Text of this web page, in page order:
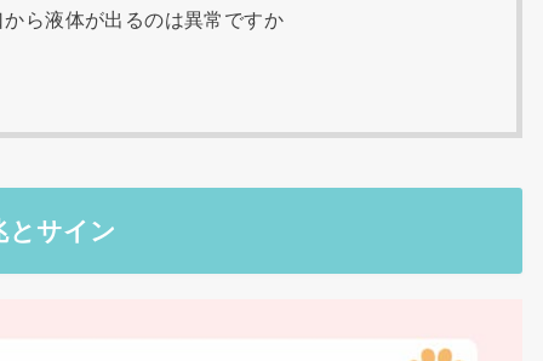
ら液体が出るのは異常ですか
とサイン